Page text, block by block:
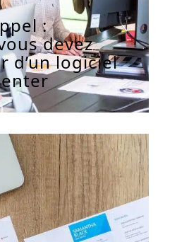
:
devez
d’un logiciel